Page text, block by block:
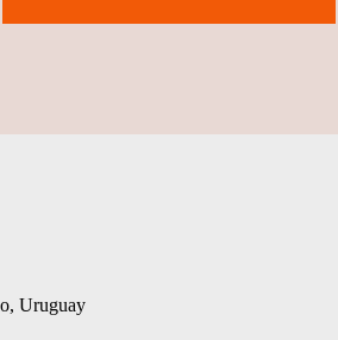
Uruguay